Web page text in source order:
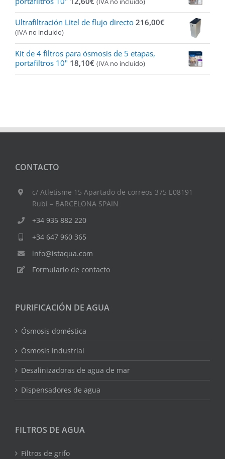
Ultrafiltración Litel de flujo directo 216,00€
(IVA no incluido)
Kit de 4 filtros para ósmosis de 5 etapas,
portafiltros 10" 18,10€ (IVA no incluido)
CONTACTO
c/ Atletisme 15 Apartado de correos 375 E08191
Rubí – BARCELONA SPAIN
+34 935 882 220
+34 647 960 365
info@istaqua.com
Formulario de contacto
PURIFICACIÓN DE AGUA
Ósmosis doméstica
Ósmosis industrial
Desalinizadoras de agua de mar
Dispensadores de agua
FILTROS DE AGUA
Filtros de grifo